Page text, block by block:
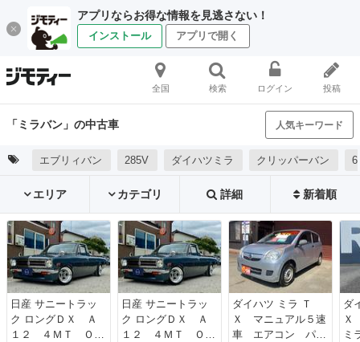
アプリならお得な情報を見逃さない！
インストール アプリで開く
全国 検索 ログイン 投稿
「ミラバン」の中古車 人気キーワード
エブリィバン 285V ダイハツミラ クリッパーバン
エリア カテゴリ 詳細 新着順
日産 サニートラッ
ク ロングＤＸ Ａ
１２ ４ＭＴ ＯＥ
日産 サニートラッ
ク ロングＤＸ Ａ
１２ ４ＭＴ ＯＥ
ダイハツ ミラ Ｔ
Ｘ マニュアル５速
車 エアコン パワ
ダ
ミ